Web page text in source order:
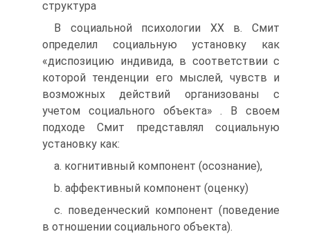
структура
В социальной психологии ХХ в. Смит
определил социальную установку как
«диспозицию индивида, в соответствии с
которой тенденции его мыслей, чувств и
возможных действий организованы с
учетом социального объекта» . В своем
подходе Смит представлял социальную
установку как:
a. когнитивный компонент (осознание),
b. аффективный компонент (оценку)
c. поведенческий компонент (поведение
в отношении социального объекта).